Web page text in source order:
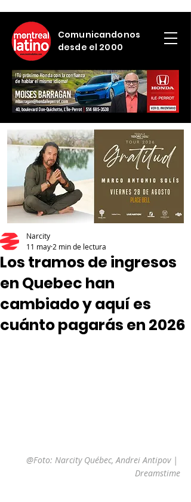
Comunicandonos
desde el 2000
Los tramos de ingresos
en Quebec han
cambiado y aquí es
cuánto pagarás en 2026
Narcity
11 may 2 min de lectura
@Foto: Narcity Québec, Andrei Antipov |
Dreamstime